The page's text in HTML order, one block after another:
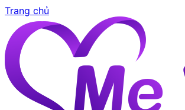
Trang chủ